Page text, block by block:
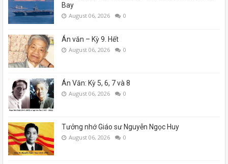
Bay
August 06, 2026 0
Án văn – Kỳ 9. Hết
August 06, 2026 0
Án Văn: Kỳ 5, 6, 7 và 8
August 06, 2026 0
Tưởng nhớ Giáo sư Nguyễn Ngọc Huy
August 06, 2026 0